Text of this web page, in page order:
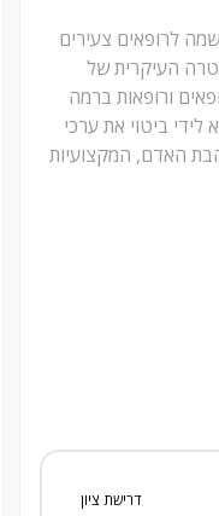
לרופאים צעירים
העיקרית של
ורופאות ברמה
ביטוי את ערכי
האדם, המקצועיות
דרישת ציון